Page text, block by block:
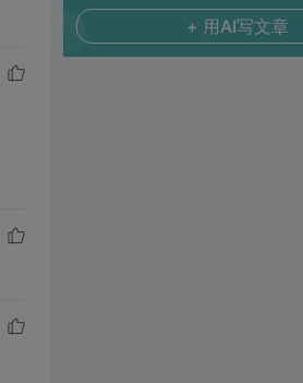
+ 用AI写文章